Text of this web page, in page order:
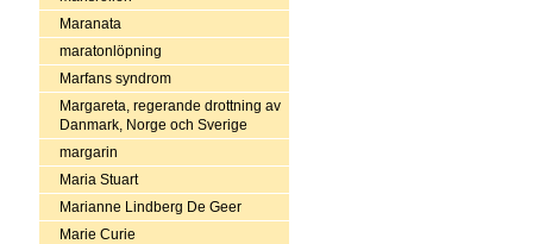
Maranata
maratonlöpning
Marfans syndrom
Margareta, regerande drottning av
Danmark, Norge och Sverige
margarin
Maria Stuart
Marianne Lindberg De Geer
Marie Curie